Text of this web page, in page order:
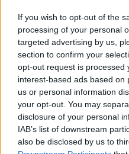
If you wish to opt-out of the
processing of your personal
targeted advertising by us,
section to confirm your
opt-out request is processed
interest-based ads based on
us or personal information
your opt-out. You may
disclosure of your personal
IAB’s list of downstream
also be disclosed by us to
mesterdiplomát, és
kísérleteket a
témakörében.
egykori tisztje a
Nemzetközi
és matematikusi,
diplomával is
Egyetemen, illetve a
szerzett.